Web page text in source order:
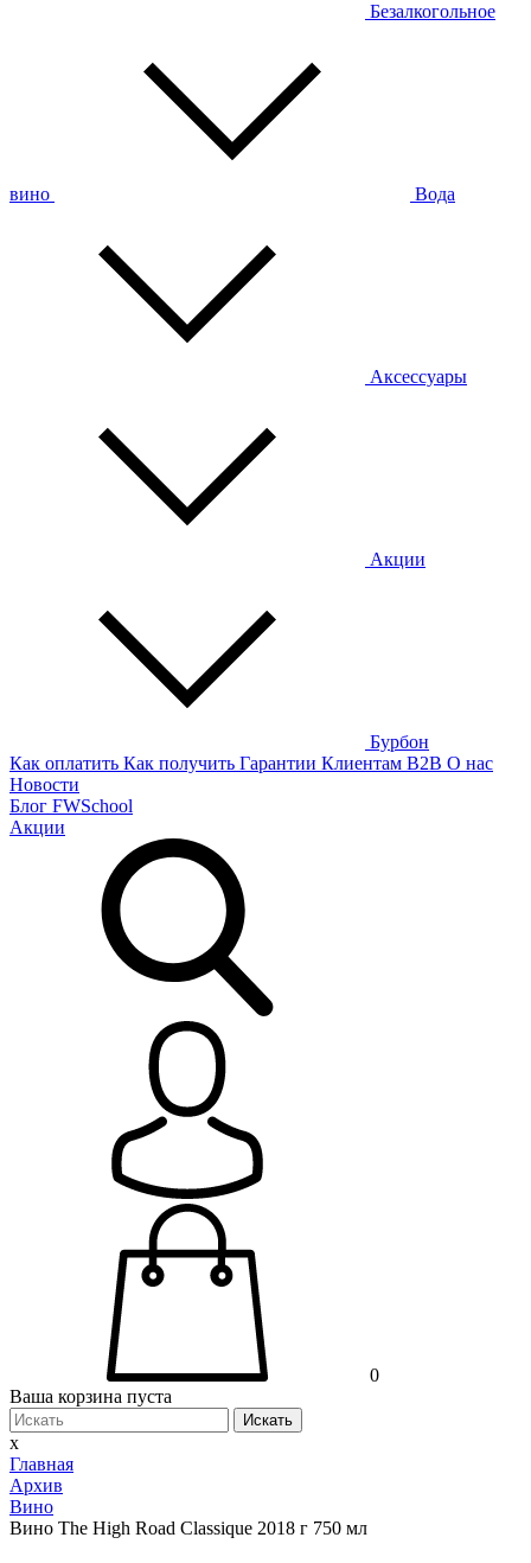
Безалкогольное
вино Вода
Аксессуары
Акции
Бурбон
Как оплатить Как получить Гарантии Клиентам B2B О нас
Новости
Блог FWSchool
Акции
0
Ваша корзина пуста
Искать
x
Главная
Архив
Вино
Вино The High Road Classique 2018 г 750 мл